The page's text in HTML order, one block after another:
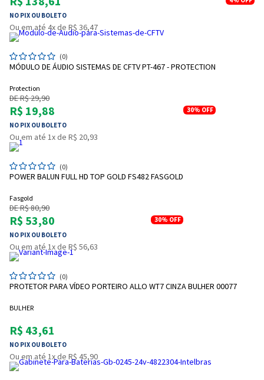
NO PIX OU BOLETO
Ou em até 4x de R$ 36,47
(0)
MÓDULO DE ÁUDIO SISTEMAS DE CFTV PT-467 - PROTECTION
Protection
DE R$ 29,90
R$ 19,88
NO PIX OU BOLETO
30% OFF
Ou em até 1x de R$ 20,93
(0)
POWER BALUN FULL HD TOP GOLD FS482 FASGOLD
Fasgold
DE R$ 80,90
R$ 53,80
NO PIX OU BOLETO
30% OFF
Ou em até 1x de R$ 56,63
(0)
PROTETOR PARA VÍDEO PORTEIRO ALLO WT7 CINZA BULHER 00077
BULHER
R$ 43,61
NO PIX OU BOLETO
Ou em até 1x de R$ 45,90